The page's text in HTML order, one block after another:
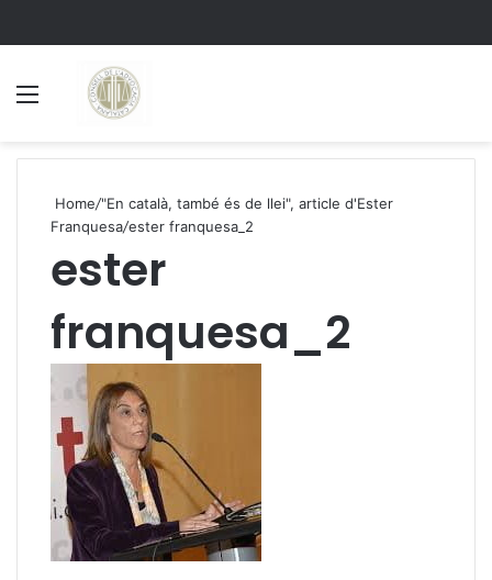
Home/"En català, també és de llei", article d'Ester
Franquesa/ester franquesa_2
ester
franquesa_2